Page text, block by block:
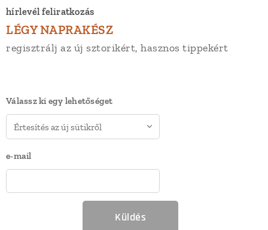
hírlevél feliratkozás
LÉGY NAPRAKÉSZ
regisztrálj az új sztorikért, hasznos tippekért
Válassz ki egy lehetőséget
e-mail
Küldés